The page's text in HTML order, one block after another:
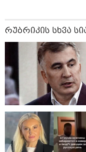
რუბრიკის სხვა